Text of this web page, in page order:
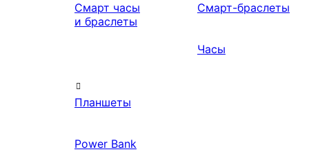
Смарт часы
и браслеты
Смарт-браслеты
Часы
Планшеты
Power Bank